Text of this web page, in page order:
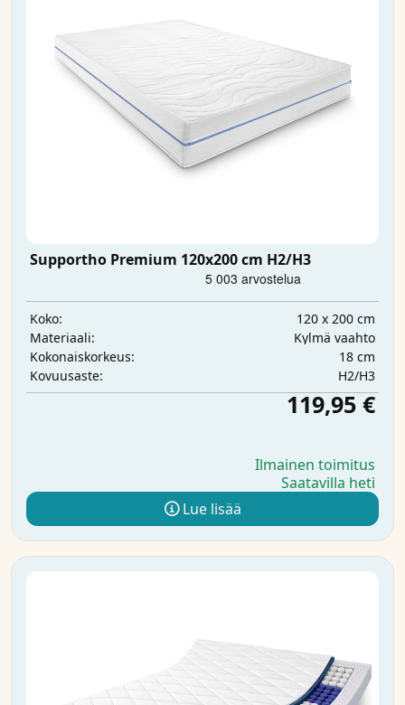
Supportho Premium 120x200 cm H2/H3
Koko:
120 x 200 cm
Materiaali:
Kylmä vaahto
Kokonaiskorkeus:
18 cm
Kovuusaste:
H2/H3
119,95 €
Ilmainen toimitus
Saatavilla heti
Lue lisää